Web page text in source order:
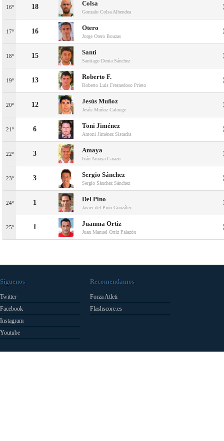
16º 18 Colsa
Gonzalo Colsa Albendea
17º 16 Otero
Jorge Otero Bouzas
18º 15 Santi
Santiago Denia Sánchez
19º 13 Roberto F.
Roberto Luis Fresnedoso Prieto
20º 12 Jesús Muñoz
Jesús Muñoz Calonge
21º 6 Toni Jiménez
Antoni Jiménez Sistachs
22º 3 Amaya
Iván Amaya Carazo
23º 3 Sergio Sánchez
Sergio Sánchez Sánchez
24º 1 Del Pino
Javier del Pino González
25º 1 Juanma Ortiz
Juan Manuel Ortiz Palazón
Síguenos
Twitter
Facebook
Instagram
Youtube
Recomendamos
Forza Atleti
Flashscore.es